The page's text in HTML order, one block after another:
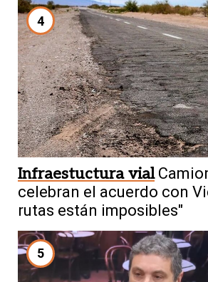
4
Infraestuctura vial
celebran el acuerdo con
rutas están imposibles"
5